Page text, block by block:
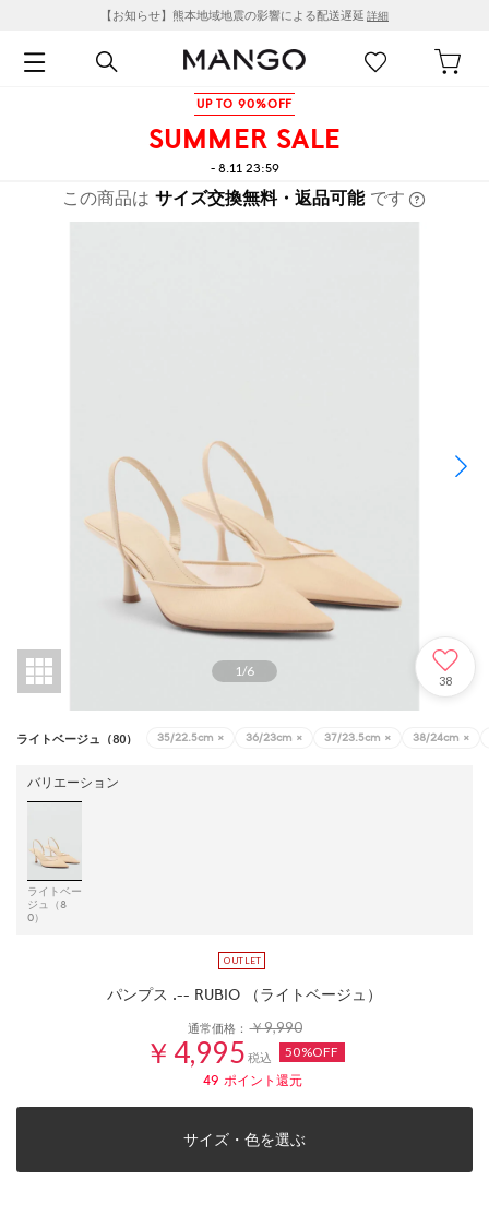
【お知らせ】熊本地域地震の影響による配送遅延 詳細
UP TO 90%OFF
SUMMER SALE
- 8.11 23:59
この商品は サイズ交換無料・返品可能 です
1/6
38
ライトベージュ（80） 35/22.5cm × 36/23cm × 37/23.5cm × 38/24cm ×
バリエーション
ライトベー
ジュ（8
0）
パンプス .-- RUBIO （ライトベージュ）
通常価格：￥9,990
￥4,995 税込 50%OFF
49 ポイント還元
サイズ・色を選ぶ